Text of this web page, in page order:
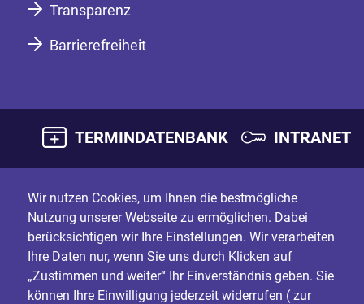
Transparenz
Barrierefreiheit
TERMINDATENBANK INTRANET
Wir nutzen Cookies, um Ihnen die bestmögliche
Nutzung unserer Webseite zu ermöglichen. Dabei
berücksichtigen wir Ihre Einstellungen. Wir verarbeiten
Ihre Daten nur, wenn Sie uns durch Klicken auf
„Zustimmen und weiter“ Ihr Einverständnis geben. Sie
können Ihre Einwilligung jederzeit widerrufen ( zur